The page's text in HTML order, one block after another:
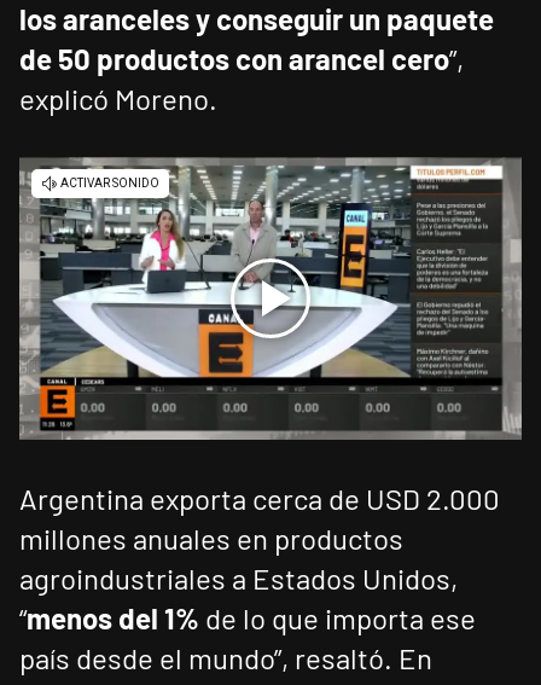
los aranceles y conseguir un paquete
de 50 productos con arancel cero”,
explicó Moreno.
Argentina exporta cerca de USD 2.000
millones anuales en productos
agroindustriales a Estados Unidos,
“menos del 1% de lo que importa ese
país desde el mundo”, resaltó. En